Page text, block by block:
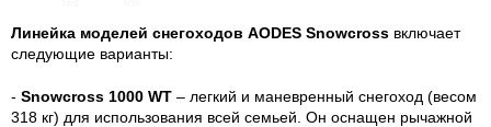
Линейка моделей снегоходов AODES Snowcross включает
следующие варианты:
- Snowcross 1000 WT – легкий и маневренный снегоход (весом
318 кг) для использования всей семьей. Он оснащен рычажной